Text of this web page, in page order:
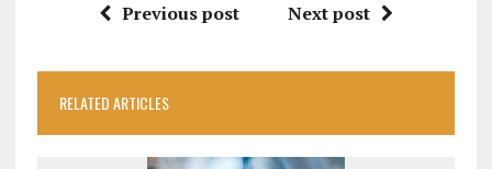
Previous post Next post
RELATED ARTICLES